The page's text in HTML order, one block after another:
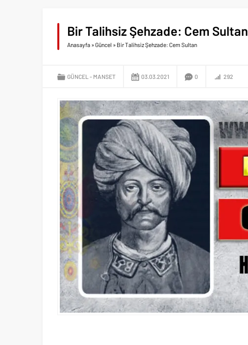
Bir Talihsiz Şehzade: Cem Sultan
Anasayfa »Güncel » Bir Talihsiz Şehzade: Cem Sultan
GÜNCEL MANSET 03.03.2021 0 292